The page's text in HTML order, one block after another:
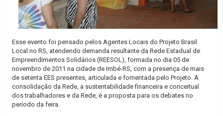
Esse evento foi pensado pelos Agentes Locais do Projeto Brasil
Local no RS, atendendo demanda resultante da Rede Estadual de
Empreendimentos Solidários (REESOL), formada no dia 05 de
novembro de 2011 na cidade de Imbé-RS, com a presença de mais
de setenta EES presentes, articulada e fomentada pelo Projeto. A
consolidação da Rede, a sustentabilidade financeira e conceitual
dos trabalhadores e da Rede, é a proposta para os debates no
período da feira.